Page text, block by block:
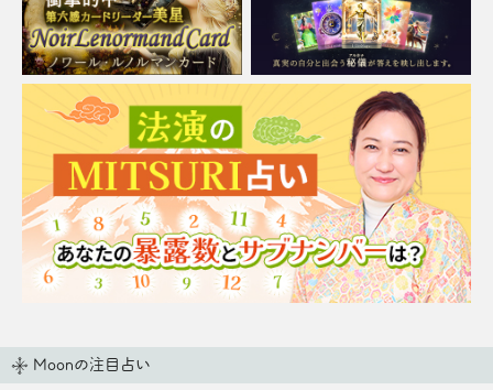
Moonの注目占い